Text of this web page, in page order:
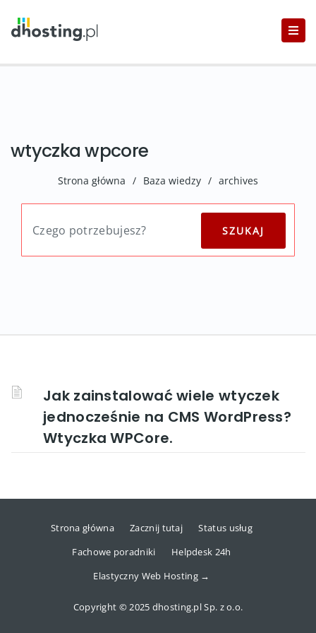
wtyczka wpcore
Strona główna / Baza wiedzy / archives
Jak zainstalować wiele wtyczek
jednocześnie na CMS WordPress?
Wtyczka WPCore.
Strona główna Zacznij tutaj
Status usług
Fachowe poradniki
Helpdesk 24h
Elastyczny Web Hosting →
Copyright © 2025 dhosting.pl Sp. z o.o.